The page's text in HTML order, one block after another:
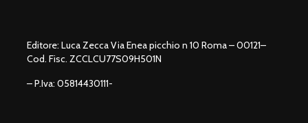
Editore: Luca Zecca Via Enea picchio n 10 Roma – 00121–
Cod. Fisc. ZCCLCU77S09H501N
– P.Iva: 05814430111-